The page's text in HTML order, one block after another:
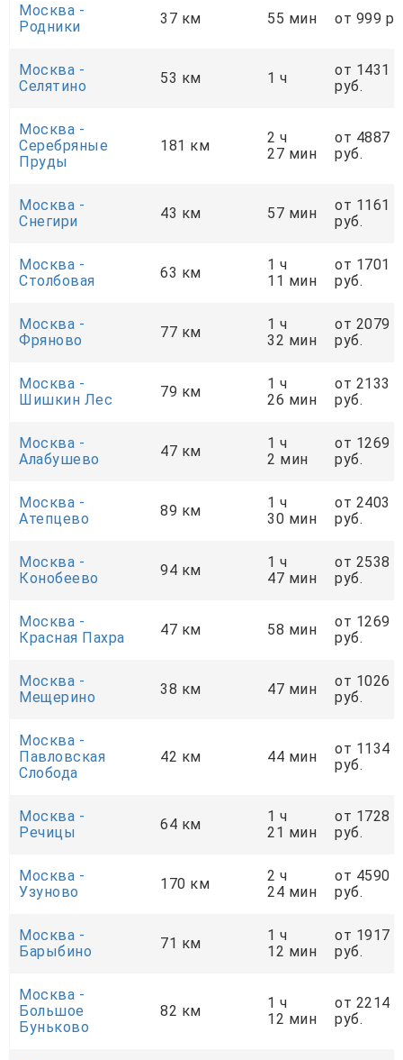
Москва -
Родники
37 км 55 мин от 999
Москва -
Селятино
53 км 1 ч
от 1431
руб.
Москва -
Серебряные
Пруды
181 км
2 ч
27 мин
от 4887
руб.
Москва -
Снегири
43 км 57 мин
от 1161
руб.
Москва -
Столбовая
63 км
1 ч
11 мин
от 1701
руб.
Москва -
Фряново
77 км
1 ч
32 мин
от 2079
руб.
Москва -
Шишкин Лес
79 км
1 ч
26 мин
от 2133
руб.
Москва -
Алабушево
47 км
1 ч
2 мин
от 1269
руб.
Москва -
Атепцево
89 км
1 ч
30 мин
от 2403
руб.
Москва -
Конобеево
94 км
1 ч
47 мин
от 2538
руб.
Москва -
Красная Пахра
47 км 58 мин
от 1269
руб.
Москва -
Мещерино
38 км 47 мин
от 1026
руб.
Москва -
Павловская
Слобода
42 км 44 мин
от 1134
руб.
Москва -
Речицы
64 км
1 ч
21 мин
от 1728
руб.
Москва -
Узуново
170 км
2 ч
24 мин
от 4590
руб.
Москва -
Барыбино
71 км
1 ч
12 мин
от 1917
руб.
Москва -
Большое
Буньково
82 км
1 ч
12 мин
от 2214
руб.